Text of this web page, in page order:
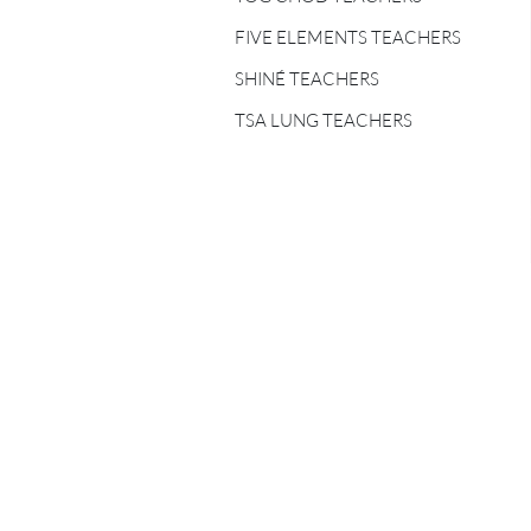
TEACHERS
SHINÉ TEACHERS
TSA LUNG TEACHERS
FIVE ELEMENTS TEACHERS
SHINÉ TEACHERS
TSA LUNG TEACHERS